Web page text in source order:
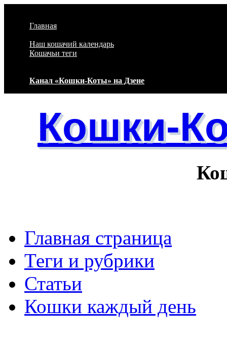
Главная
Наш кошачий календарь
Кошачьи теги
Канал «Кошки-Коты» на Дзене
Кошки-
Кошачий
Основные
Главная страница
Теги и рубрики
Статьи
Кошки каждый день